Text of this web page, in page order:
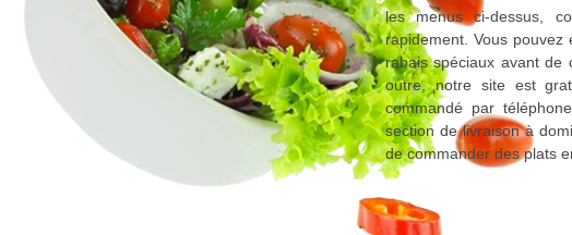
les menus ci-dessus,
rapidement. Vous
rabais spéciaux avant de
outre, notre site est
commandé par
section de livraison à
de commander des plats